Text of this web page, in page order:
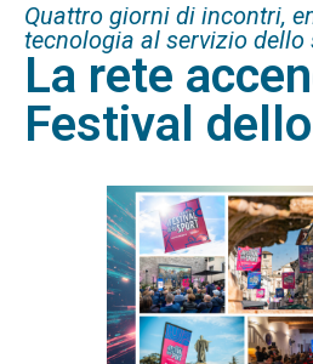
Quattro giorni di incontri,
tecnologia al servizio dello
La rete
Festival